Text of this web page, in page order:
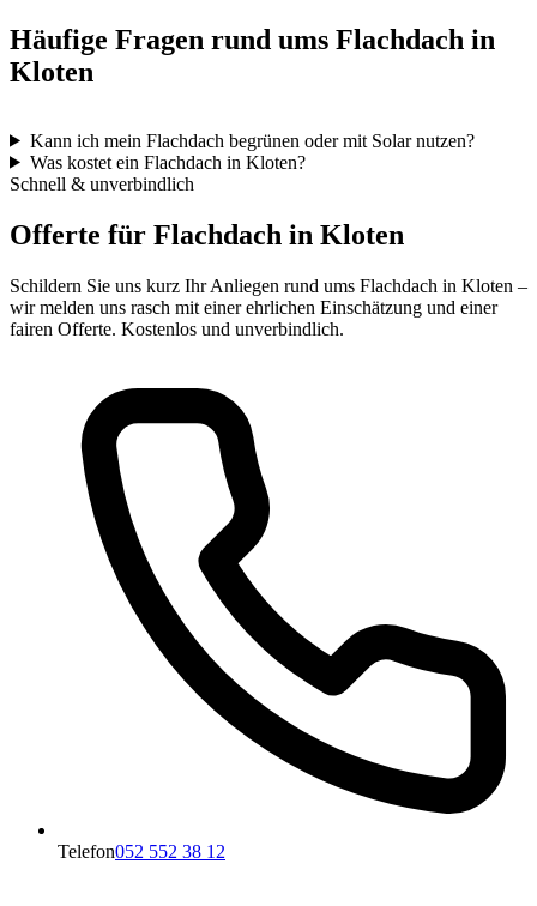
Häufige Fragen rund ums Flachdach in
Kloten
Kann ich mein Flachdach begrünen oder mit Solar nutzen?
Was kostet ein Flachdach in Kloten?
Schnell & unverbindlich
Offerte für Flachdach in Kloten
Schildern Sie uns kurz Ihr Anliegen rund ums Flachdach in Kloten –
wir melden uns rasch mit einer ehrlichen Einschätzung und einer
fairen Offerte. Kostenlos und unverbindlich.
Telefon052 552 38 12